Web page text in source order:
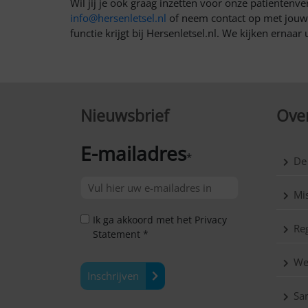
Wil jij je ook graag inzetten voor onze
info@hersenletsel.nl of neem contact op met
functie krijgt bij Hersenletsel.nl. We kijken
Nieuwsbrief
E-mailadres*
Ik ga akkoord met het Privacy
Statement *
Inschrijven